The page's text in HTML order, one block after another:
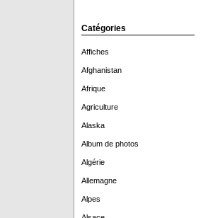
Catégories
Affiches
Afghanistan
Afrique
Agriculture
Alaska
Album de photos
Algérie
Allemagne
Alpes